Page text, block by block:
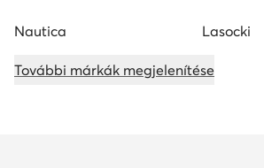
Nautica Lasocki
További márkák megjelenítése